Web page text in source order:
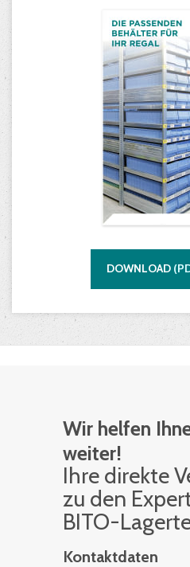
DOWNLOAD (
Wir helfen
weiter!
Ihre di­rek­te
zu den
BITO-
Kontaktdaten